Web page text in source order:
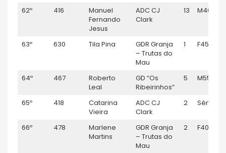
62º 416
Manuel
Fernando
Jesus
ADC CJ
Clark
13 M40
63º 630 Tila Pina
GDR Granja
– Trutas do
Mau
1 F45
64º 467
Roberto
Leal
GD “Os
Ribeirinhos”
5 M55
65º 418
Catarina
Vieira
ADC CJ
Clark
2 Sénior F
66º 478
Marlene
Martins
GDR Granja
– Trutas do
Mau
2 F40